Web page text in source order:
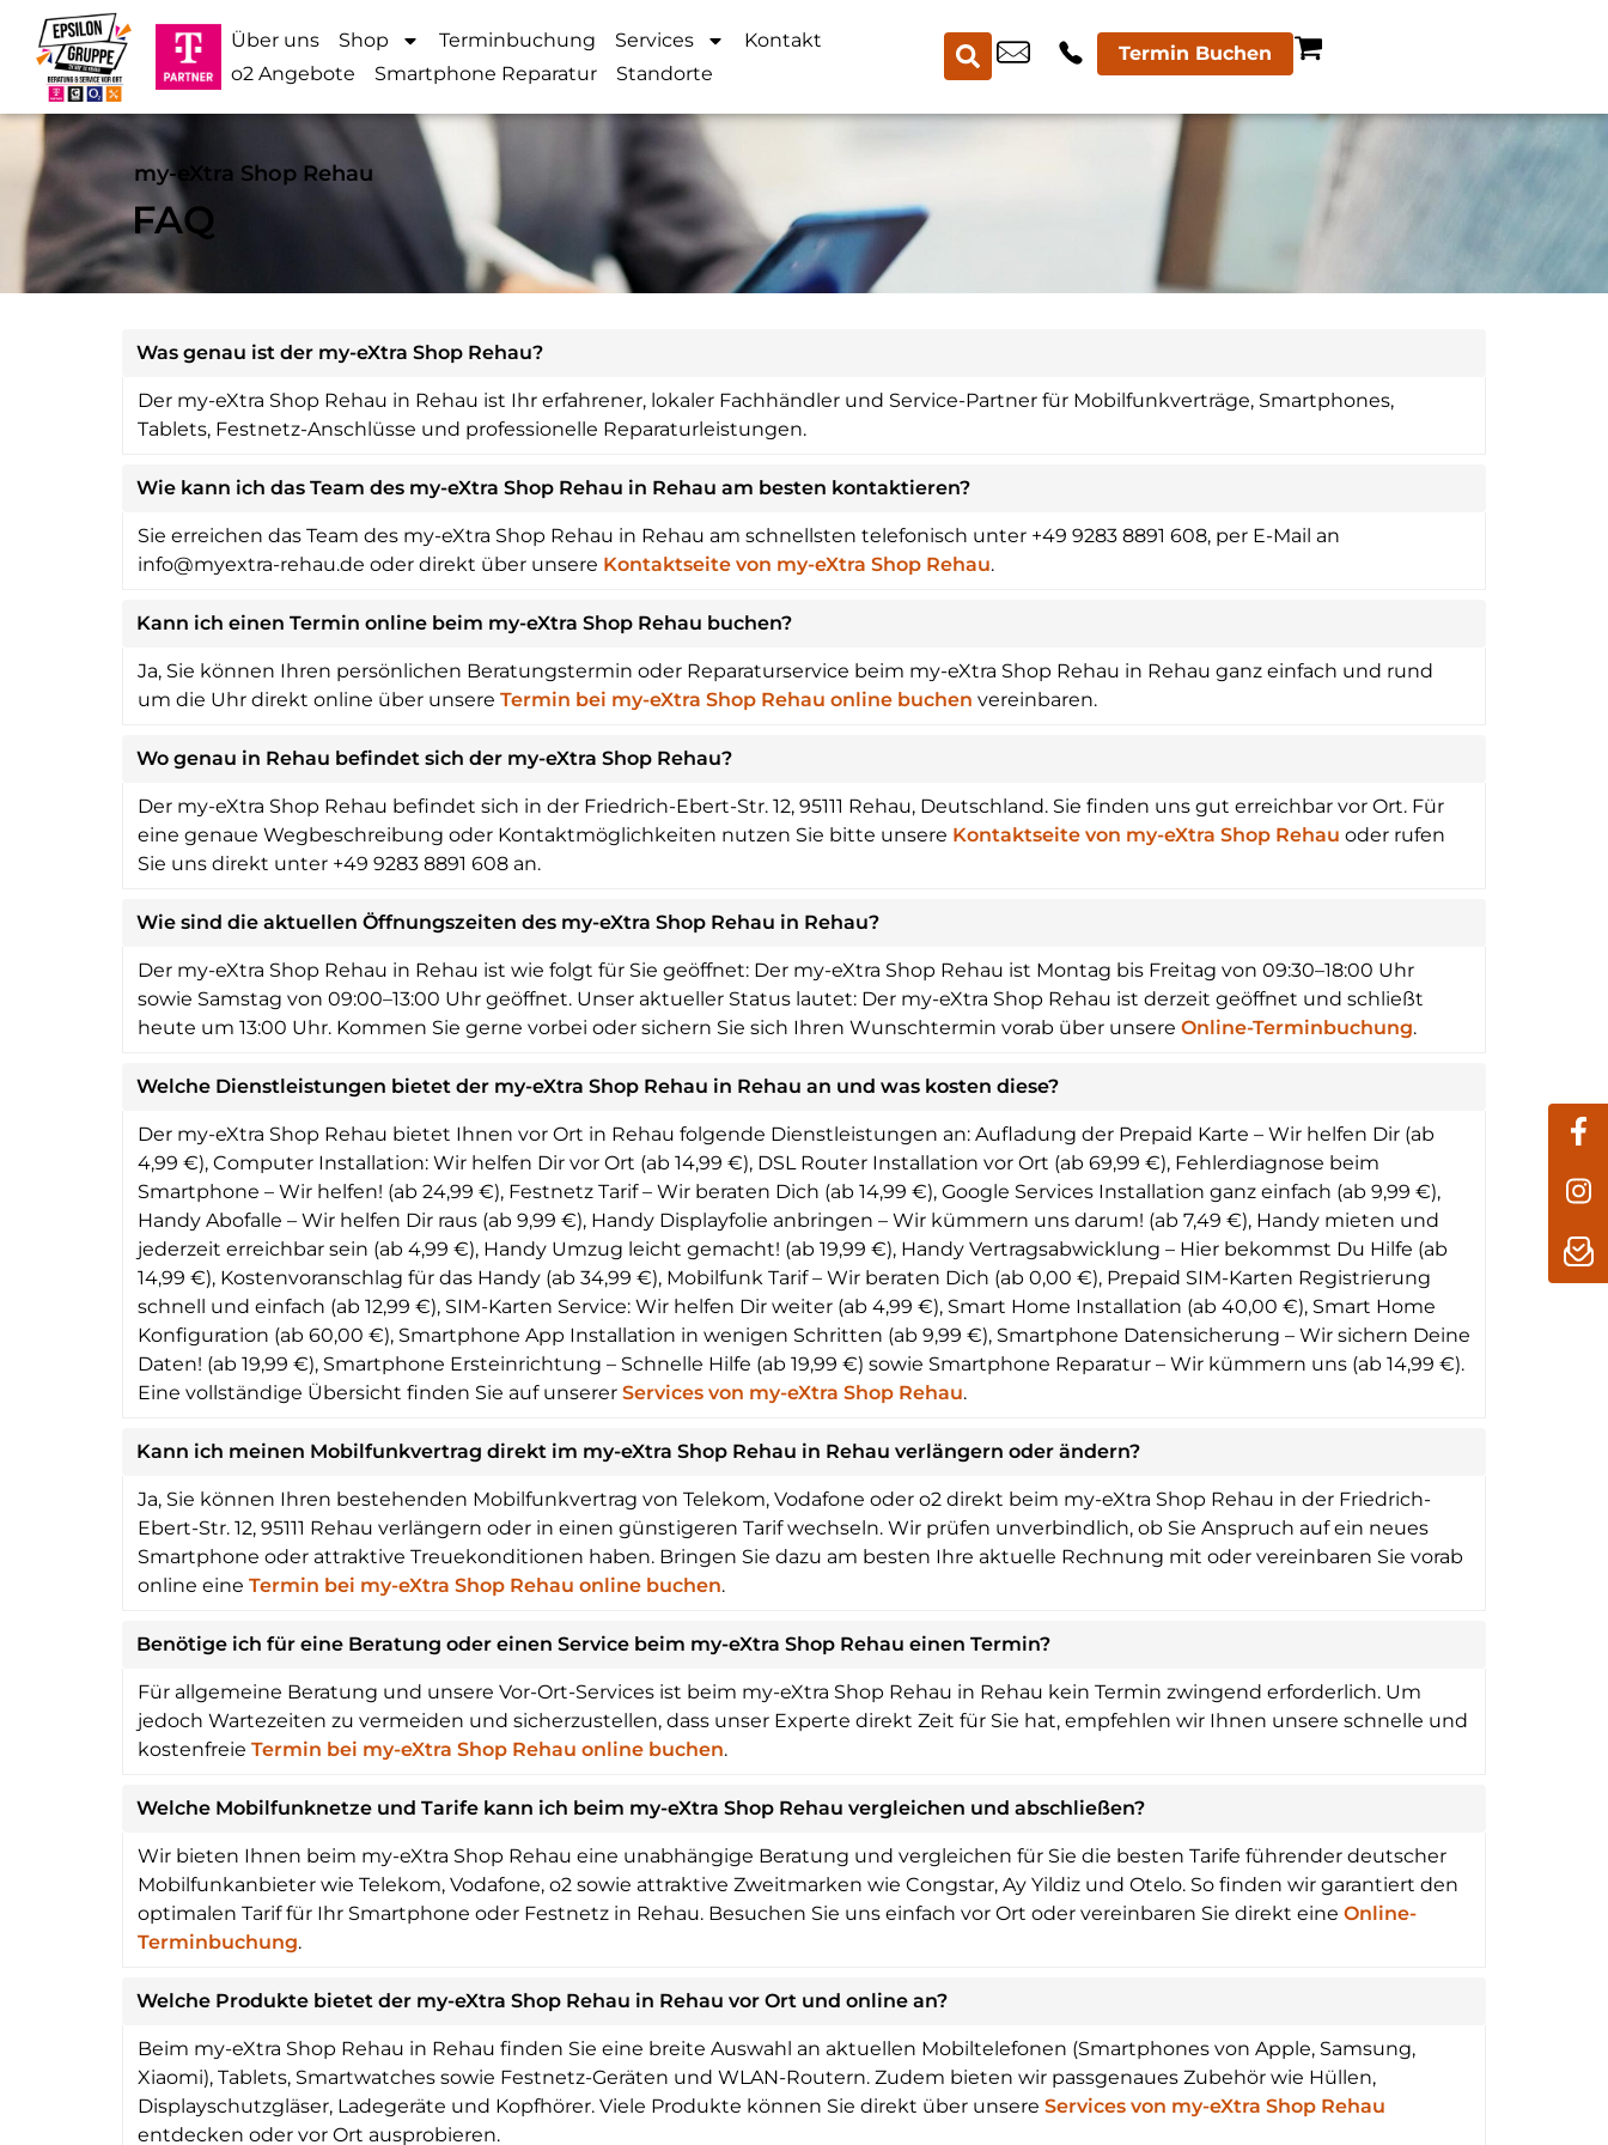
Über uns Shop Terminbuchung Services
Kontakt
o2 Angebote
Smartphone Reparatur Standorte
Termin Buchen
my-eXtra Shop Rehau
FAQ
Was genau ist der my-eXtra Shop Rehau?
Der my-eXtra Shop Rehau in Rehau ist Ihr erfahrener, lokaler Fachhändler und Service-Partner für Mobilfunkverträge, Smartphones,
Tablets, Festnetz-Anschlüsse und professionelle Reparaturleistungen.
Wie kann ich das Team des my-eXtra Shop Rehau in Rehau am besten kontaktieren?
Sie erreichen das Team des my-eXtra Shop Rehau in Rehau am schnellsten telefonisch unter +49 9283 8891 608, per E-Mail an
info@myextra-rehau.de oder direkt über unsere Kontaktseite von my-eXtra Shop Rehau.
Kann ich einen Termin online beim my-eXtra Shop Rehau buchen?
Ja, Sie können Ihren persönlichen Beratungstermin oder Reparaturservice beim my-eXtra Shop Rehau in Rehau ganz einfach und rund
um die Uhr direkt online über unsere Termin bei my-eXtra Shop Rehau online buchen vereinbaren.
Wo genau in Rehau befindet sich der my-eXtra Shop Rehau?
Der my-eXtra Shop Rehau befindet sich in der Friedrich-Ebert-Str. 12, 95111 Rehau, Deutschland. Sie finden uns gut erreichbar vor Ort. Für
eine genaue Wegbeschreibung oder Kontaktmöglichkeiten nutzen Sie bitte unsere Kontaktseite von my-eXtra Shop Rehau oder rufen
Sie uns direkt unter +49 9283 8891 608 an.
Wie sind die aktuellen Öffnungszeiten des my-eXtra Shop Rehau in Rehau?
Der my-eXtra Shop Rehau in Rehau ist wie folgt für Sie geöffnet: Der my-eXtra Shop Rehau ist Montag bis Freitag von 09:30–18:00 Uhr
sowie Samstag von 09:00–13:00 Uhr geöffnet. Unser aktueller Status lautet: Der my-eXtra Shop Rehau ist derzeit geöffnet und schließt
heute um 13:00 Uhr. Kommen Sie gerne vorbei oder sichern Sie sich Ihren Wunschtermin vorab über unsere Online-Terminbuchung.
Welche Dienstleistungen bietet der my-eXtra Shop Rehau in Rehau an und was kosten diese?
Der my-eXtra Shop Rehau bietet Ihnen vor Ort in Rehau folgende Dienstleistungen an: Aufladung der Prepaid Karte – Wir helfen Dir (ab
4,99 €), Computer Installation: Wir helfen Dir vor Ort (ab 14,99 €), DSL Router Installation vor Ort (ab 69,99 €), Fehlerdiagnose beim
Smartphone – Wir helfen! (ab 24,99 €), Festnetz Tarif – Wir beraten Dich (ab 14,99 €), Google Services Installation ganz einfach (ab 9,99 €),
Handy Abofalle – Wir helfen Dir raus (ab 9,99 €), Handy Displayfolie anbringen – Wir kümmern uns darum! (ab 7,49 €), Handy mieten und
jederzeit erreichbar sein (ab 4,99 €), Handy Umzug leicht gemacht! (ab 19,99 €), Handy Vertragsabwicklung – Hier bekommst Du Hilfe (ab
14,99 €), Kostenvoranschlag für das Handy (ab 34,99 €), Mobilfunk Tarif – Wir beraten Dich (ab 0,00 €), Prepaid SIM-Karten Registrierung
schnell und einfach (ab 12,99 €), SIM-Karten Service: Wir helfen Dir weiter (ab 4,99 €), Smart Home Installation (ab 40,00 €), Smart Home
Konfiguration (ab 60,00 €), Smartphone App Installation in wenigen Schritten (ab 9,99 €), Smartphone Datensicherung – Wir sichern Deine
Daten! (ab 19,99 €), Smartphone Ersteinrichtung – Schnelle Hilfe (ab 19,99 €) sowie Smartphone Reparatur – Wir kümmern uns (ab 14,99 €).
Eine vollständige Übersicht finden Sie auf unserer Services von my-eXtra Shop Rehau.
Kann ich meinen Mobilfunkvertrag direkt im my-eXtra Shop Rehau in Rehau verlängern oder ändern?
Ja, Sie können Ihren bestehenden Mobilfunkvertrag von Telekom, Vodafone oder o2 direkt beim my-eXtra Shop Rehau in der Friedrich-
Ebert-Str. 12, 95111 Rehau verlängern oder in einen günstigeren Tarif wechseln. Wir prüfen unverbindlich, ob Sie Anspruch auf ein neues
Smartphone oder attraktive Treuekonditionen haben. Bringen Sie dazu am besten Ihre aktuelle Rechnung mit oder vereinbaren Sie vorab
online eine Termin bei my-eXtra Shop Rehau online buchen.
Benötige ich für eine Beratung oder einen Service beim my-eXtra Shop Rehau einen Termin?
Für allgemeine Beratung und unsere Vor-Ort-Services ist beim my-eXtra Shop Rehau in Rehau kein Termin zwingend erforderlich. Um
jedoch Wartezeiten zu vermeiden und sicherzustellen, dass unser Experte direkt Zeit für Sie hat, empfehlen wir Ihnen unsere schnelle und
kostenfreie Termin bei my-eXtra Shop Rehau online buchen.
Welche Mobilfunknetze und Tarife kann ich beim my-eXtra Shop Rehau vergleichen und abschließen?
Wir bieten Ihnen beim my-eXtra Shop Rehau eine unabhängige Beratung und vergleichen für Sie die besten Tarife führender deutscher
Mobilfunkanbieter wie Telekom, Vodafone, o2 sowie attraktive Zweitmarken wie Congstar, Ay Yildiz und Otelo. So finden wir garantiert den
optimalen Tarif für Ihr Smartphone oder Festnetz in Rehau. Besuchen Sie uns einfach vor Ort oder vereinbaren Sie direkt eine Online-
Terminbuchung.
Welche Produkte bietet der my-eXtra Shop Rehau in Rehau vor Ort und online an?
Beim my-eXtra Shop Rehau in Rehau finden Sie eine breite Auswahl an aktuellen Mobiltelefonen (Smartphones von Apple, Samsung,
Xiaomi), Tablets, Smartwatches sowie Festnetz-Geräten und WLAN-Routern. Zudem bieten wir passgenaues Zubehör wie Hüllen,
Displayschutzgläser, Ladegeräte und Kopfhörer. Viele Produkte können Sie direkt über unsere Services von my-eXtra Shop Rehau
entdecken oder vor Ort ausprobieren.